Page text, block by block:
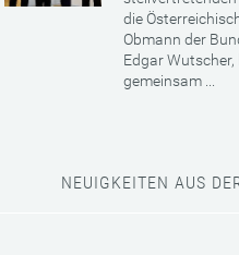
die
Obmann der
Edgar
gemeinsam ...
NEUIGKEITEN AUS